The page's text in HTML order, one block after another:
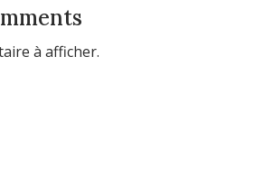
à afficher.